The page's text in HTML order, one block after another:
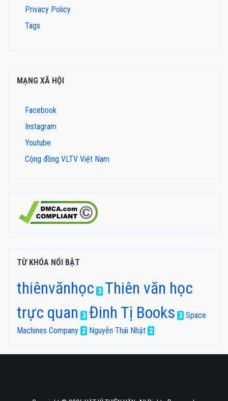
Privacy Policy
Tags
MẠNG XÃ HỘI
Facebook
Instagram
Youtube
Cộng đồng VLTV Việt Nam
TỪ KHÓA NỔI BẬT
thiênvănhọc 3 Thiên văn học
trực quan
3 Đinh Tị Books 3 Space
Machines Company 2 Nguyễn Thái Nhật 2